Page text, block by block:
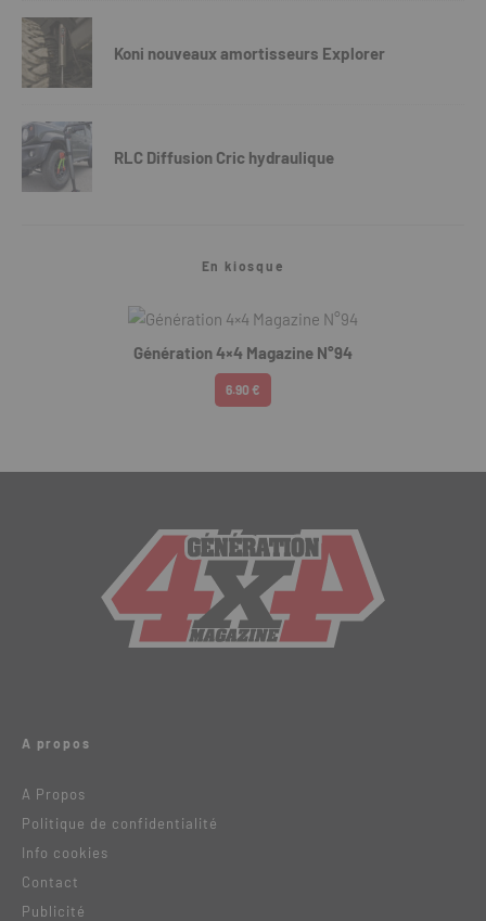
Koni nouveaux amortisseurs Explorer
RLC Diffusion Cric hydraulique
En kiosque
Génération 4×4 Magazine N°94
6.90 €
A propos
A Propos
Politique de confidentialité
Info cookies
Contact
Publicité